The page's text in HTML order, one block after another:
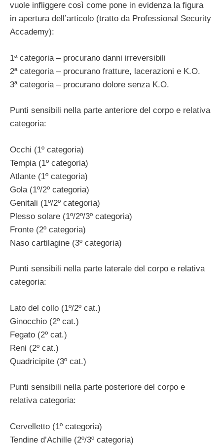
vuole infliggere così come pone in evidenza la figura
in apertura dell’articolo (tratto da Professional Security
Accademy):
1ª categoria – procurano danni irreversibili
2ª categoria – procurano fratture, lacerazioni e K.O.
3ª categoria – procurano dolore senza K.O.
Punti sensibili nella parte anteriore del corpo e relativa
categoria:
Occhi (1º categoria)
Tempia (1º categoria)
Atlante (1º categoria)
Gola (1º/2º categoria)
Genitali (1º/2º categoria)
Plesso solare (1º/2º/3º categoria)
Fronte (2º categoria)
Naso cartilagine (3º categoria)
Punti sensibili nella parte laterale del corpo e relativa
categoria:
Lato del collo (1º/2º cat.)
Ginocchio (2º cat.)
Fegato (2º cat.)
Reni (2º cat.)
Quadricipite (3º cat.)
Punti sensibili nella parte posteriore del corpo e
relativa categoria:
Cervelletto (1º categoria)
Tendine d’Achille (2º/3º categoria)